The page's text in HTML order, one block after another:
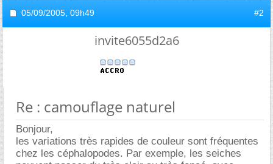
05/09/2005, 09h49 #2
invite6055d2a6
Re : camouflage naturel
Bonjour,
les variations très rapides de couleur sont fréquentes
chez les céphalopodes. Par exemple, les seiches